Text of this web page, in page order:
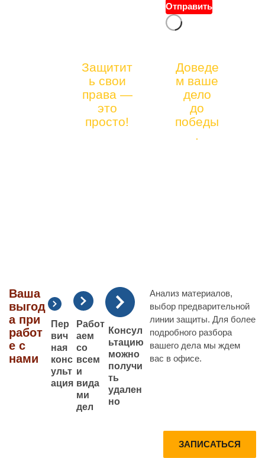
Отправить
Защитит
ь свои
права —
это
просто!
Доведе
м ваше
дело
до
победы
.
Ваша
выгод
а при
работ
е с
нами
Пер
вич
ная
конс
ульт
ация
Работ
аем
со
всем
и
вида
ми
дел
Консул
ьтацию
можно
получи
ть
удален
но
Анализ материалов,
выбор предварительной
линии защиты. Для более
подробного разбора
вашего дела мы ждем
вас в офисе.
ЗАПИСАТЬСЯ